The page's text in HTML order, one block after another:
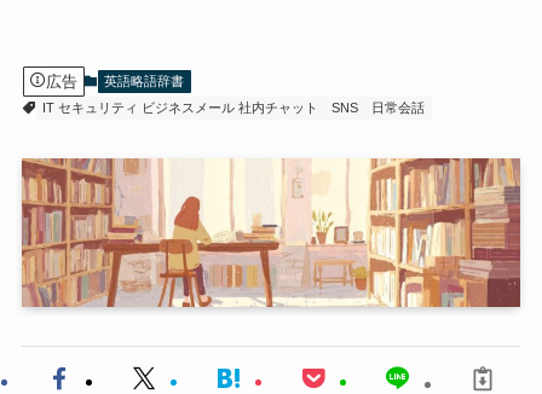
広告
英語略語辞書
IT セキュリティ ビジネスメール 社内チャット
SNS 日常会話